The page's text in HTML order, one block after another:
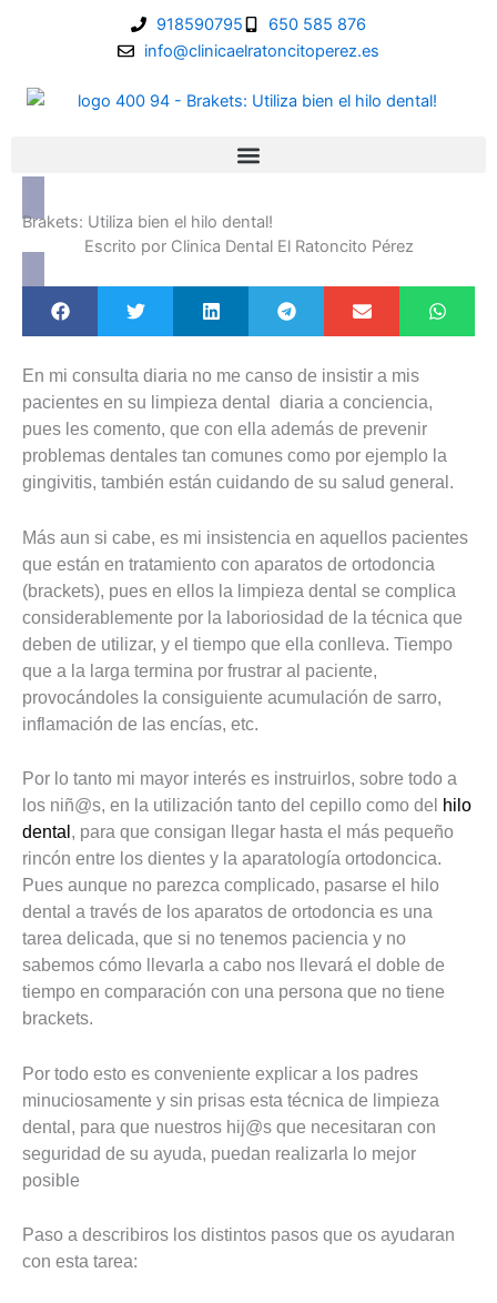
918590795
650 585 876
info@clinicaelratoncitoperez.es
Brakets: Utiliza bien el hilo dental!
Escrito por Clinica Dental El Ratoncito Pérez
En mi consulta diaria no me canso de insistir a mis
pacientes en su limpieza dental diaria a conciencia,
pues les comento, que con ella además de prevenir
problemas dentales tan comunes como por ejemplo la
gingivitis, también están cuidando de su salud general.
Más aun si cabe, es mi insistencia en aquellos pacientes
que están en tratamiento con aparatos de ortodoncia
(brackets), pues en ellos la limpieza dental se complica
considerablemente por la laboriosidad de la técnica que
deben de utilizar, y el tiempo que ella conlleva. Tiempo
que a la larga termina por frustrar al paciente,
provocándoles la consiguiente acumulación de sarro,
inflamación de las encías, etc.
Por lo tanto mi mayor interés es instruirlos, sobre todo a
los niñ@s, en la utilización tanto del cepillo como del
hilo
dental , para que consigan llegar hasta el más pequeño
rincón entre los dientes y la aparatología ortodoncica.
Pues aunque no parezca complicado, pasarse el hilo
dental a través de los aparatos de ortodoncia es una
tarea delicada, que si no tenemos paciencia y no
sabemos cómo llevarla a cabo nos llevará el doble de
tiempo en comparación con una persona que no tiene
brackets.
Por todo esto es conveniente explicar a los padres
minuciosamente y sin prisas esta técnica de limpieza
dental, para que nuestros hij@s que necesitaran con
seguridad de su ayuda, puedan realizarla lo mejor
posible
Paso a describiros los distintos pasos que os ayudaran
con esta tarea: